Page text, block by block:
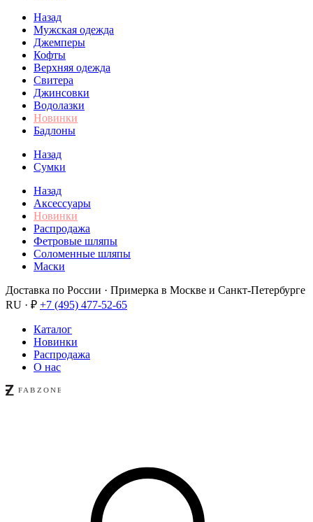
Назад
Мужская одежда
Джемперы
Кофты
Верхняя одежда
Свитера
Джинсовки
Водолазки
Новинки
Бадлоны
Назад
Сумки
Назад
Аксессуары
Новинки
Распродажа
Фетровые шляпы
Соломенные шляпы
Маски
Доставка по России · Примерка в Москве и Санкт-Петербурге
RU · ₽ +7 (495) 477-52-65
Каталог
Новинки
Распродажа
О нас